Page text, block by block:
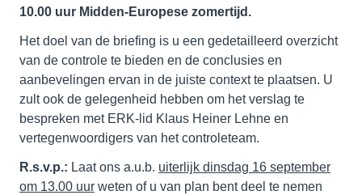
10.00 uur Midden-Europese zomertijd.
Het doel van de briefing is u een gedetailleerd overzicht
van de controle te bieden en de conclusies en
aanbevelingen ervan in de juiste context te plaatsen. U
zult ook de gelegenheid hebben om het verslag te
bespreken met ERK-lid Klaus Heiner Lehne en
vertegenwoordigers van het controleteam.
R.s.v.p.: Laat ons a.u.b. uiterlijk dinsdag 16 september
om 13.00 uur weten of u van plan bent deel te nemen